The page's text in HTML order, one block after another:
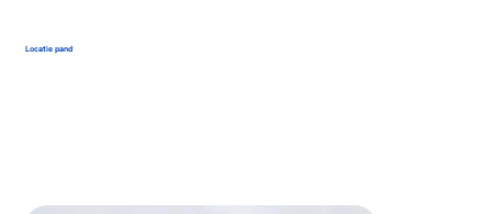
Locatie pand